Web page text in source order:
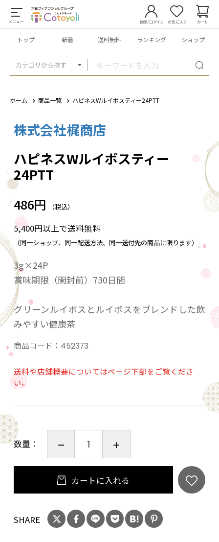
メニュー
カテゴリから探す
登録/ログイン お気に入り カート
トップ 新着 送料無料 ランキング ショップ
ホーム 商品一覧 ハピネスWルイボスティー24PTT
株式会社梶商店
ハピネスWルイボスティー
24PTT
486円 （税込）
5,400円以上で送料無料
（同一ショップ、同一配送方法、同一送付先の商品に限ります）
3g×24P
賞味期限（開封前）730日間
グリーンルイボスとルイボスをブレンドした飲
みやすい健康茶
商品コード： 452373
送料や店舗概要についてはページ下部をご覧くださ
い。
数量：
カートに入れる
SHARE